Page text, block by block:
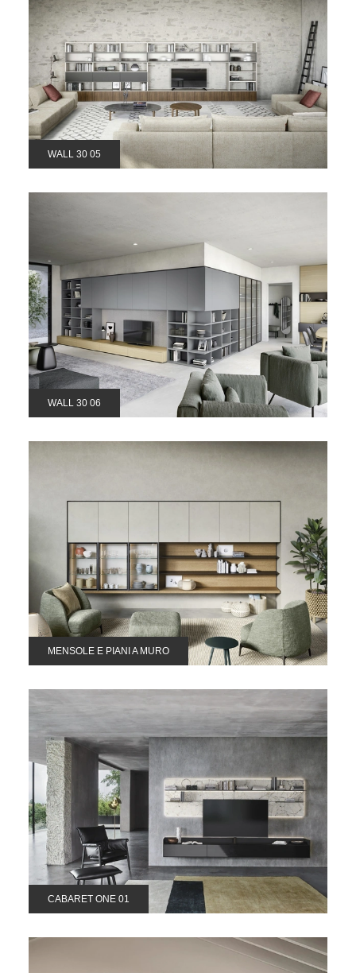
WALL 30 05
WALL 30 06
MENSOLE E PIANI A MURO
CABARET ONE 01